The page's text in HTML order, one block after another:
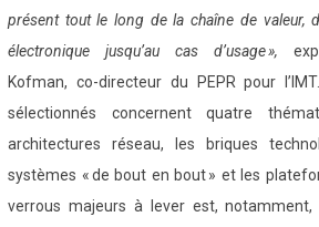
présent tout le long de la chaîne de valeur,
électronique jusqu’au cas d’usage »,
Kofman, co-directeur du PEPR pour
sélectionnés concernent quatre
architectures réseau, les briques
systèmes « de bout en bout » et les
verrous majeurs à lever est,